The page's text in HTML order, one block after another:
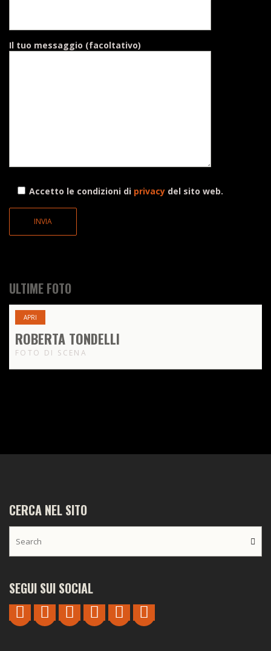
Il tuo messaggio (facoltativo)
Accetto le condizioni di privacy del sito web.
ULTIME FOTO
APRI
ROBERTA TONDELLI
FOTO DI SCENA
CERCA NEL SITO
SEGUI SUI SOCIAL